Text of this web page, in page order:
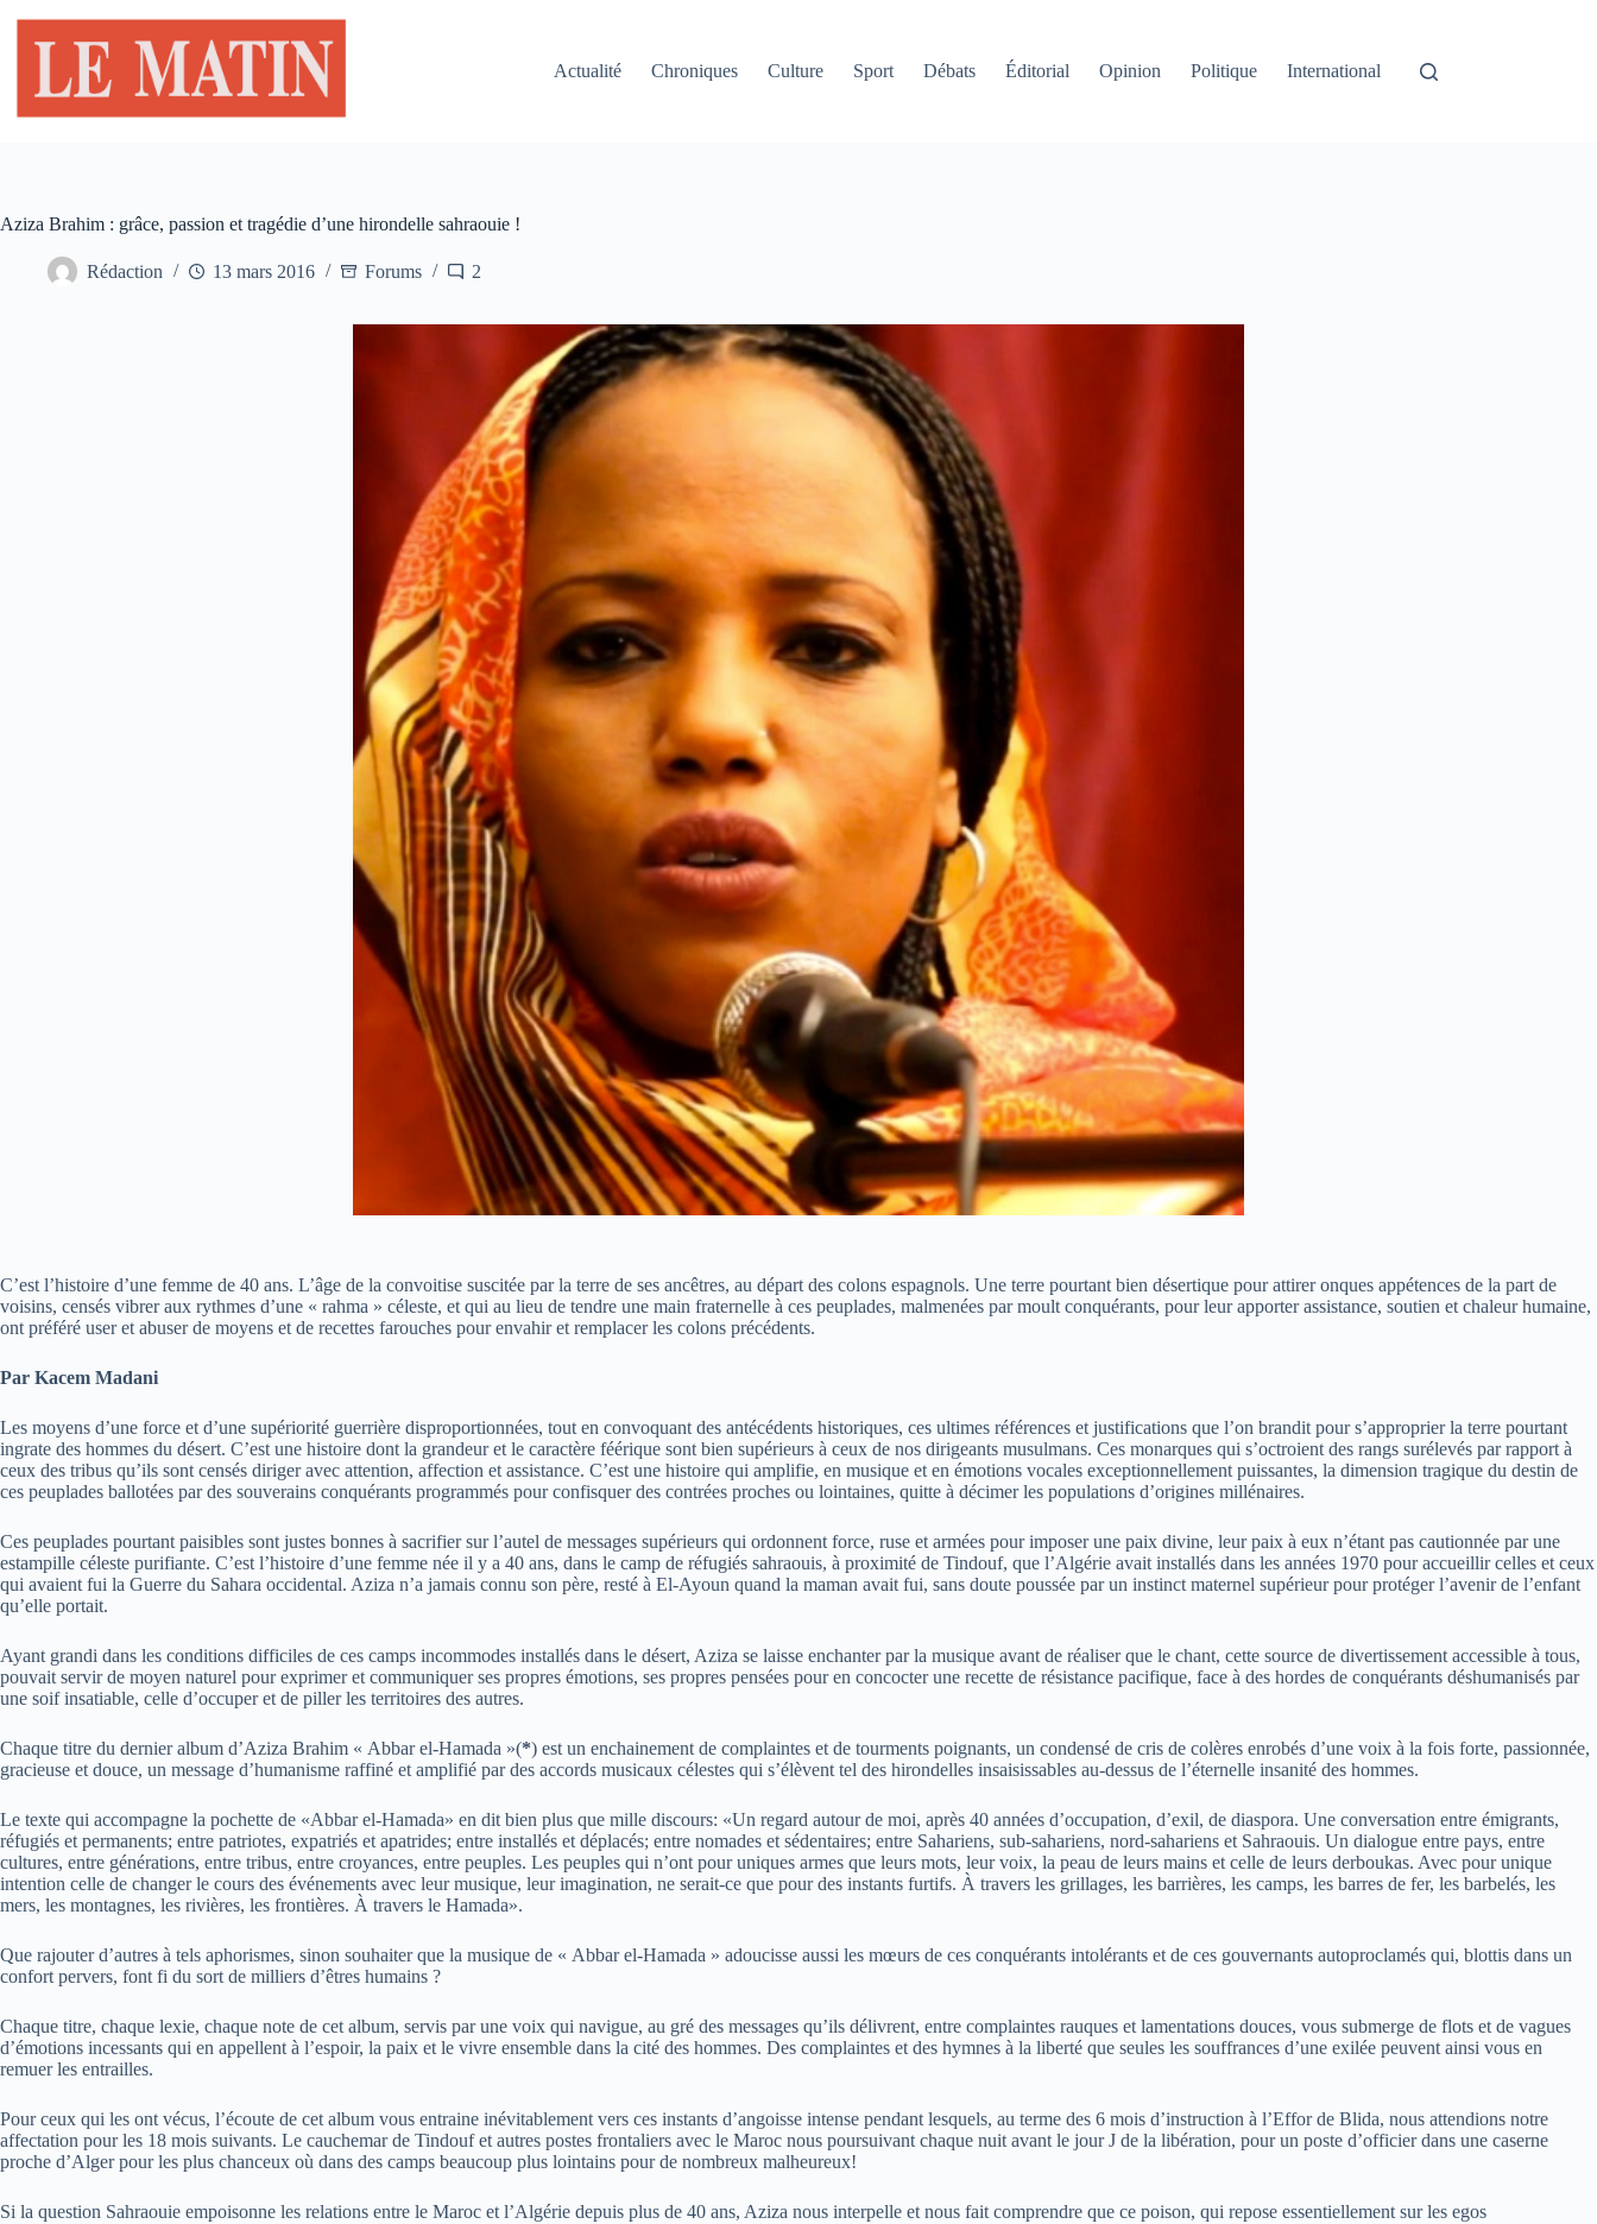
contenu
Actualité
Chroniques Culture Sport Débats Éditorial Opinion Politique International
Aziza Brahim : grâce, passion et tragédie d’une hirondelle sahraouie !
Rédaction 13 mars 2016 Forums 2
C’est l’histoire d’une femme de 40 ans. L’âge de la convoitise suscitée par la terre de ses ancêtres, au départ des colons espagnols. Une terre pourtant bien désertique pour attirer onques appétences de la part de
voisins, censés vibrer aux rythmes d’une « rahma » céleste, et qui au lieu de tendre une main fraternelle à ces peuplades, malmenées par moult conquérants, pour leur apporter assistance, soutien et chaleur humaine,
ont préféré user et abuser de moyens et de recettes farouches pour envahir et remplacer les colons précédents.
Par Kacem Madani
Les moyens d’une force et d’une supériorité guerrière disproportionnées, tout en convoquant des antécédents historiques, ces ultimes références et justifications que l’on brandit pour s’approprier la terre pourtant
ingrate des hommes du désert. C’est une histoire dont la grandeur et le caractère féérique sont bien supérieurs à ceux de nos dirigeants musulmans. Ces monarques qui s’octroient des rangs surélevés par rapport à
ceux des tribus qu’ils sont censés diriger avec attention, affection et assistance. C’est une histoire qui amplifie, en musique et en émotions vocales exceptionnellement puissantes, la dimension tragique du destin de
ces peuplades ballotées par des souverains conquérants programmés pour confisquer des contrées proches ou lointaines, quitte à décimer les populations d’origines millénaires.
Ces peuplades pourtant paisibles sont justes bonnes à sacrifier sur l’autel de messages supérieurs qui ordonnent force, ruse et armées pour imposer une paix divine, leur paix à eux n’étant pas cautionnée par une
estampille céleste purifiante. C’est l’histoire d’une femme née il y a 40 ans, dans le camp de réfugiés sahraouis, à proximité de Tindouf, que l’Algérie avait installés dans les années 1970 pour accueillir celles et ceux
qui avaient fui la Guerre du Sahara occidental. Aziza n’a jamais connu son père, resté à El-Ayoun quand la maman avait fui, sans doute poussée par un instinct maternel supérieur pour protéger l’avenir de l’enfant
qu’elle portait.
Ayant grandi dans les conditions difficiles de ces camps incommodes installés dans le désert, Aziza se laisse enchanter par la musique avant de réaliser que le chant, cette source de divertissement accessible à tous,
pouvait servir de moyen naturel pour exprimer et communiquer ses propres émotions, ses propres pensées pour en concocter une recette de résistance pacifique, face à des hordes de conquérants déshumanisés par
une soif insatiable, celle d’occuper et de piller les territoires des autres.
Chaque titre du dernier album d’Aziza Brahim « Abbar el-Hamada »(*) est un enchainement de complaintes et de tourments poignants, un condensé de cris de colères enrobés d’une voix à la fois forte, passionnée,
gracieuse et douce, un message d’humanisme raffiné et amplifié par des accords musicaux célestes qui s’élèvent tel des hirondelles insaisissables au-dessus de l’éternelle insanité des hommes.
Le texte qui accompagne la pochette de «Abbar el-Hamada» en dit bien plus que mille discours: «Un regard autour de moi, après 40 années d’occupation, d’exil, de diaspora. Une conversation entre émigrants,
réfugiés et permanents; entre patriotes, expatriés et apatrides; entre installés et déplacés; entre nomades et sédentaires; entre Sahariens, sub-sahariens, nord-sahariens et Sahraouis. Un dialogue entre pays, entre
cultures, entre générations, entre tribus, entre croyances, entre peuples. Les peuples qui n’ont pour uniques armes que leurs mots, leur voix, la peau de leurs mains et celle de leurs derboukas. Avec pour unique
intention celle de changer le cours des événements avec leur musique, leur imagination, ne serait-ce que pour des instants furtifs. À travers les grillages, les barrières, les camps, les barres de fer, les barbelés, les
mers, les montagnes, les rivières, les frontières. À travers le Hamada».
Que rajouter d’autres à tels aphorismes, sinon souhaiter que la musique de « Abbar el-Hamada » adoucisse aussi les mœurs de ces conquérants intolérants et de ces gouvernants autoproclamés qui, blottis dans un
confort pervers, font fi du sort de milliers d’êtres humains ?
Chaque titre, chaque lexie, chaque note de cet album, servis par une voix qui navigue, au gré des messages qu’ils délivrent, entre complaintes rauques et lamentations douces, vous submerge de flots et de vagues
d’émotions incessants qui en appellent à l’espoir, la paix et le vivre ensemble dans la cité des hommes. Des complaintes et des hymnes à la liberté que seules les souffrances d’une exilée peuvent ainsi vous en
remuer les entrailles.
Pour ceux qui les ont vécus, l’écoute de cet album vous entraine inévitablement vers ces instants d’angoisse intense pendant lesquels, au terme des 6 mois d’instruction à l’Effor de Blida, nous attendions notre
affectation pour les 18 mois suivants. Le cauchemar de Tindouf et autres postes frontaliers avec le Maroc nous poursuivant chaque nuit avant le jour J de la libération, pour un poste d’officier dans une caserne
proche d’Alger pour les plus chanceux où dans des camps beaucoup plus lointains pour de nombreux malheureux!
Si la question Sahraouie empoisonne les relations entre le Maroc et l’Algérie depuis plus de 40 ans, Aziza nous interpelle et nous fait comprendre que ce poison, qui repose essentiellement sur les egos